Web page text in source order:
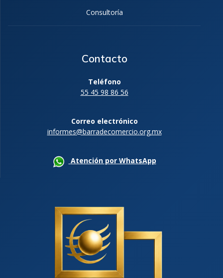
Consultoría
Contacto
Teléfono
55 45 98 86 56
Correo electrónico
informes@barradecomercio.org.mx
Atención por WhatsApp